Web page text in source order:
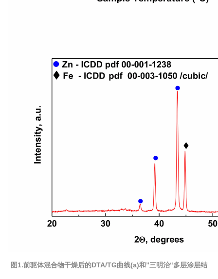
图1.前驱体混合物干燥后的DTA/TG曲线(a)和”三明治“多层涂层结